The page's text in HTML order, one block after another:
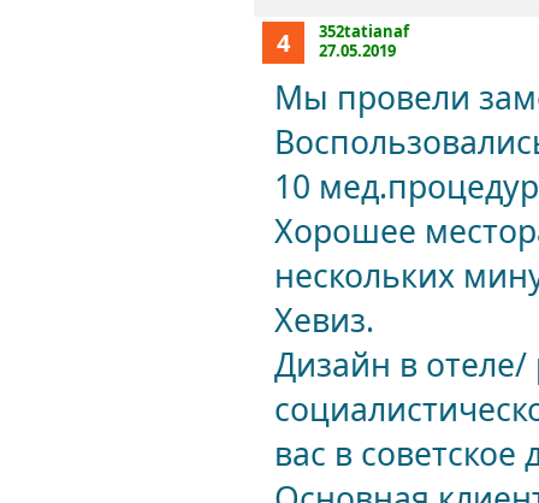
4
352tatianaf
27.05.2019
Мы провели
10
Хорошее
нескольких
Хевиз.
Дизайн в
вас в советское